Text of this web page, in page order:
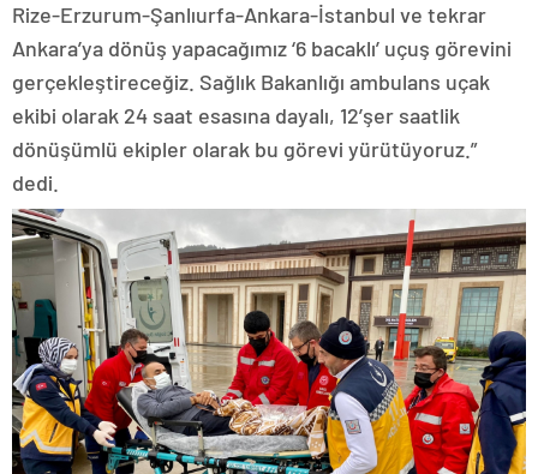
Rize-Erzurum-Şanlıurfa-Ankara-İstanbul ve tekrar
Ankara’ya dönüş yapacağımız ‘6 bacaklı’ uçuş görevini
gerçekleştireceğiz. Sağlık Bakanlığı ambulans uçak
ekibi olarak 24 saat esasına dayalı, 12’şer saatlik
dönüşümlü ekipler olarak bu görevi yürütüyoruz.”
dedi.